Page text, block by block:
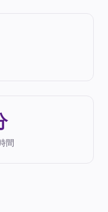
間